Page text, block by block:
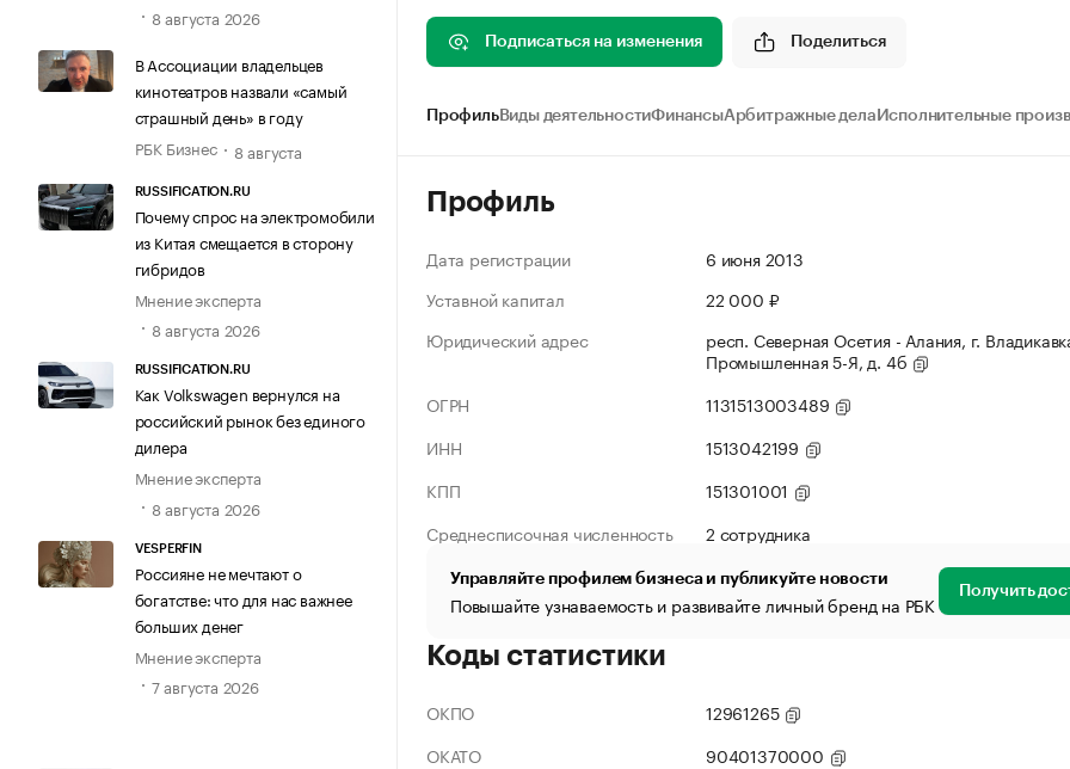
8 августа 2026
В Ассоциации владельцев
кинотеатров назвали «самый
страшный день» в году
РБК Бизнес
8 августа
RUSSIFICATION.RU
Почему спрос на электромобили
из Китая смещается в сторону
гибридов
Мнение эксперта
8 августа 2026
RUSSIFICATION.RU
Как Volkswagen вернулся на
российский рынок без единого
дилера
Мнение эксперта
8 августа 2026
VESPERFIN
Россияне не мечтают о
богатстве: что для нас важнее
больших денег
Мнение эксперта
7 августа 2026
Подписаться на изменения Поделиться
ПрофильВиды деятельностиФинансыАрбитражные дела Исполнительные
Профиль
Дата регистрации
6 июня 2013
Уставной капитал
22 000 ₽
Юридический адрес
респ. Северная Осетия - Алания, г.
Промышленная 5-Я, д. 4б
ОГРН
1131513003489
ИНН
1513042199
КПП
151301001
Среднесписочная численность
2 сотрудника
Управляйте профилем бизнеса и публикуйте новости
Повышайте узнаваемость и развивайте личный бренд на РБК Получить
Коды статистики
ОКПО
12961265
ОКАТО
90401370000